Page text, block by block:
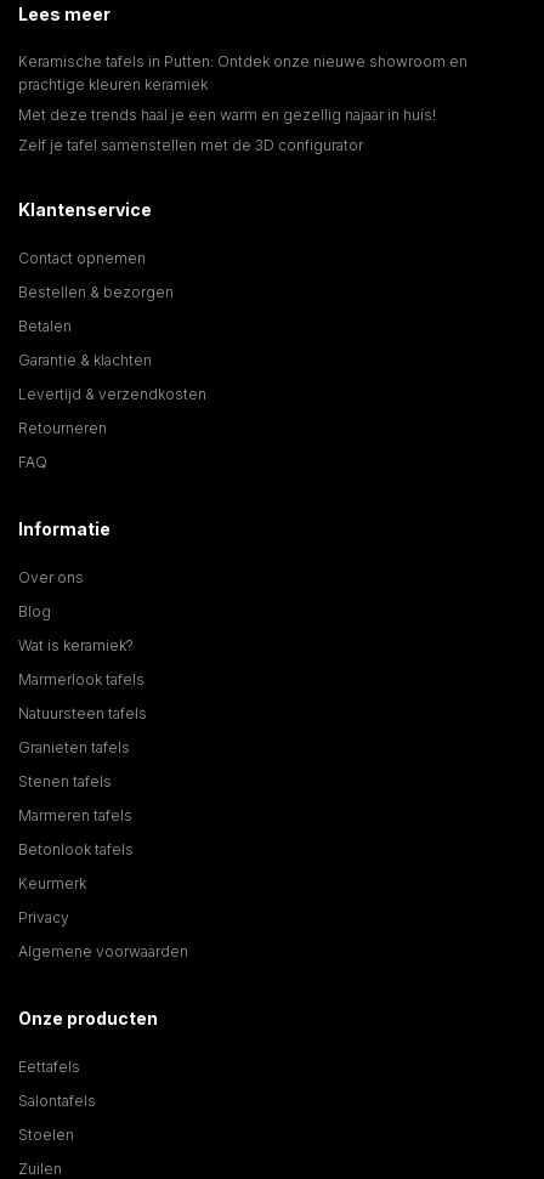
Lees meer
Keramische tafels in Putten: Ontdek onze nieuwe showroom en
prachtige kleuren keramiek
Met deze trends haal je een warm en gezellig najaar in huis!
Zelf je tafel samenstellen met de 3D configurator
Klantenservice
Contact opnemen
Bestellen & bezorgen
Betalen
Garantie & klachten
Levertijd & verzendkosten
Retourneren
FAQ
Informatie
Over ons
Blog
Wat is keramiek?
Marmerlook tafels
Natuursteen tafels
Granieten tafels
Stenen tafels
Marmeren tafels
Betonlook tafels
Keurmerk
Privacy
Algemene voorwaarden
Onze producten
Eettafels
Salontafels
Stoelen
Zuilen